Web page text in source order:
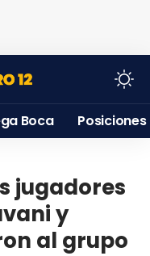
Boca Posiciones
jugadores
y
al grupo